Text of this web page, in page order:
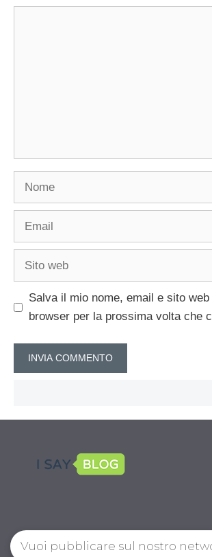
Nome
Email
Sito
Salva il mio nome, email e sito
browser per la prossima volta che
Vuoi pubblicare sul nostro